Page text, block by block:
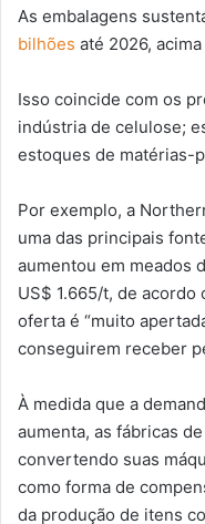
As embalagens
bilhões até 2026,
Isso coincide com os
indústria de celulose;
estoques de matérias-
Por exemplo, a
uma das principais
aumentou em meados
US$ 1.665/t, de acordo
oferta é “muito
conseguirem receber
À medida que a
aumenta, as fábricas
convertendo suas
como forma de
da produção de itens